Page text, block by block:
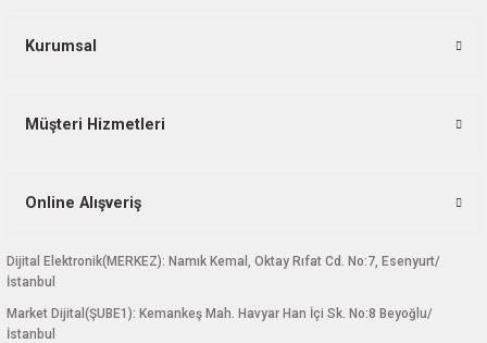
Bu ürüne benzer farklı alternatifler olmalı.
Kurumsal
Müşteri Hizmetleri
Online Alışveriş
Dijital Elektronik(MERKEZ): Namık Kemal, Oktay Rıfat Cd. No:7, Esenyurt/
İstanbul
Market Dijital(ŞUBE1): Kemankeş Mah. Havyar Han İçi Sk. No:8 Beyoğlu/
İstanbul